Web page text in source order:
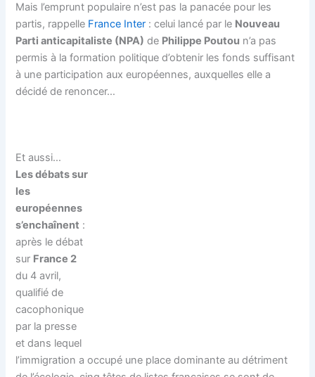
Mais l’emprunt populaire n’est pas la panacée pour les
partis, rappelle France Inter : celui lancé par le Nouveau
Parti anticapitaliste (NPA) de Philippe Poutou n’a pas
permis à la formation politique d’obtenir les fonds suffisant
à une participation aux européennes, auxquelles elle a
décidé de renoncer…
Et aussi…
Les débats sur
les
européennes
s’enchaînent :
après le débat
sur France 2
du 4 avril,
qualifié de
cacophonique
par la presse
et dans lequel
l’immigration a occupé une place dominante au détriment